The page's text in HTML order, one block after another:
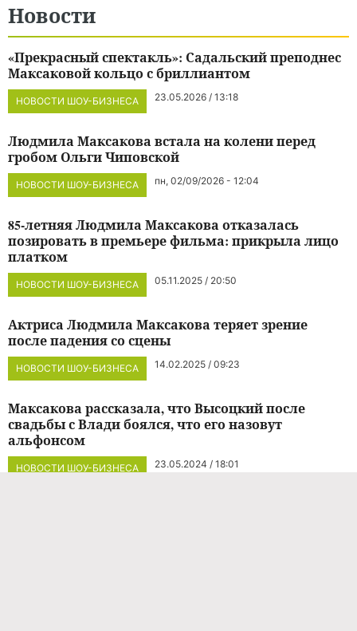
Новости
НОВОСТИ ШОУ-БИЗНЕСА 23.05.2026 / 13:18
«Прекрасный спектакль»: Садальский преподнес
Максаковой кольцо с бриллиантом
НОВОСТИ ШОУ-БИЗНЕСА пн, 02/09/2026 - 12:04
Людмила Максакова встала на колени перед
гробом Ольги Чиповской
НОВОСТИ ШОУ-БИЗНЕСА 05.11.2025 / 20:50
85-летняя Людмила Максакова отказалась
позировать в премьере фильма: прикрыла лицо
платком
НОВОСТИ ШОУ-БИЗНЕСА 14.02.2025 / 09:23
Актриса Людмила Максакова теряет зрение
после падения со сцены
НОВОСТИ ШОУ-БИЗНЕСА 23.05.2024 / 18:01
Максакова рассказала, что Высоцкий после
свадьбы с Влади боялся, что его назовут
альфонсом